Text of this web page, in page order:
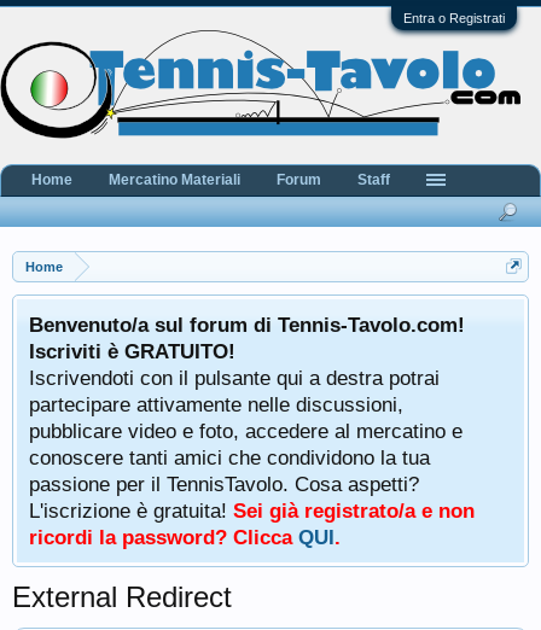
Entra o Registrati
Home
Benvenuto/a sul forum di Tennis-Tavolo.com!
Iscriviti è GRATUITO!
Iscrivendoti con il pulsante qui a destra potrai
partecipare attivamente nelle discussioni,
pubblicare video e foto, accedere al mercatino e
conoscere tanti amici che condividono la tua
passione per il TennisTavolo. Cosa aspetti?
L'iscrizione è gratuita! Sei già registrato/a e non
ricordi la password? Clicca QUI.
External Redirect
Home Mercatino Materiali Forum Staff